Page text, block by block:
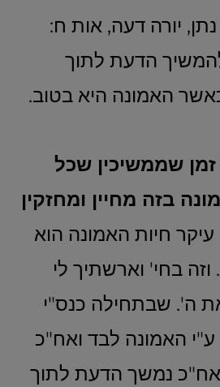
יורה דעה, אות ח:
הדעת לתוך
האמונה היא בטוב.
שממשיכין שכל
בזה מחיין ומחזקין
עיקר חיות האמונה הוא
בחי' וארשתיך לי
ה'. שבתחילה כנס"י
האמונה לבד ואח"כ
אח"כ נמשך הדעת לתוך